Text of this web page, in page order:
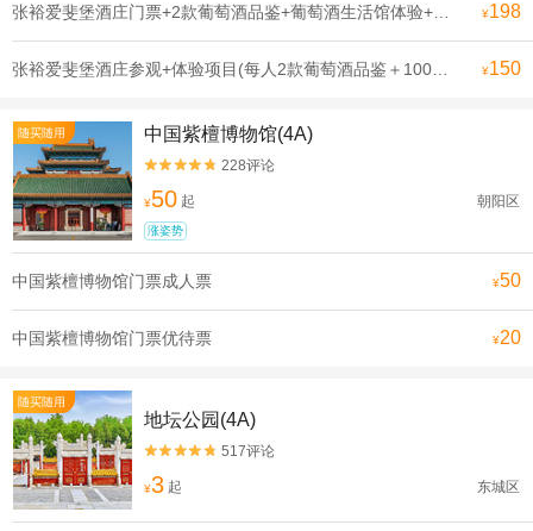
¥198
¥150
随买随用 中国紫檀博物馆(4A)

 228评论
¥50 起 朝阳区
涨姿势
中国紫檀博物馆门票成人票 ¥50
中国紫檀博物馆门票优待票 ¥20
随买随用
地坛公园(4A)

 517评论
¥3 起 东城区